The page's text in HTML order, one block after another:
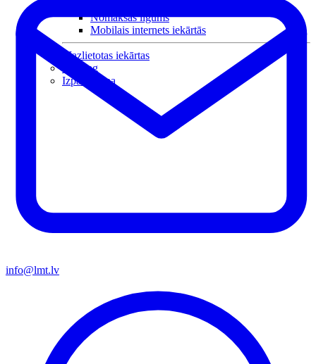
Nomaksas līgums
Mobilais internets iekārtās
Mazlietotas iekārtas
Gaming
Izpārdošana
info@lmt.lv